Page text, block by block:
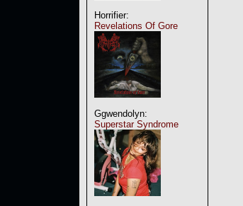
Horrifier:
Revelations Of Gore
Ggwendolyn:
Superstar Syndrome